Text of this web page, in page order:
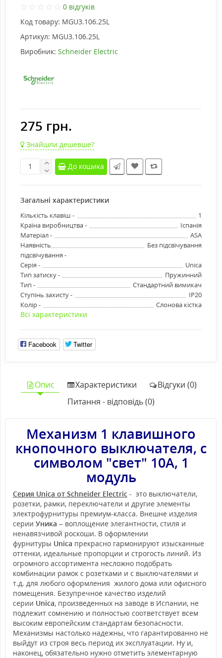
0 відгуків
Код товару: MGU3.106.25L
Артикул: MGU3.106.25L
Виробник: Schneider Electric
275 грн.
Знайшли дешевше?
До кошика
Загальні характеристики
Кількість клавіш -
1
Країна виробництва -
Іспанія
Матеріал -
ASA
Наявність
підсвічування -
Без підсвічування
Серія -
Unica
Тип затиску -
Пружинний
Тип -
Стандартний вимикач
Ступінь захисту -
IP20
Колір -
Слонова кістка
Всі характеристики
Facebook Twitter
Опис Характеристики
Відгуки (0)
Питання - відповідь (0)
Механизм 1 клавишного
кнопочного выключателя, с
символом "свет" 10А, 1
модуль
Серия Unica от Schneider Electric - это выключатели,
розетки, рамки, переключатели и другие элементы
электрофурнитуры премиум-класса. Внешне изделия
серии Уника – воплощение элегантности, стиля и
ненавязчивой роскоши. В оформлении
фурнитуры Unica прекрасно гармонируют изысканные
оттенки, идеальные пропорции и строгость линий. Из
огромного ассортимента несложно подобрать
комбинации рамок с розетками и с выключателями и
т.д. для любого оформления жилого дома или офисного
помещения. Безупречное качество изделий
серии Unica, произведенных на заводе в Испании, не
подлежит сомнению и полностью соответствует всем
высоким европейским стандартам безопасности.
Механизмы настолько надежны, что гарантированно не
выйдут из строя весь период их эксплуатации. Ну и,
наконец, обязательно нужно отметить элементарную